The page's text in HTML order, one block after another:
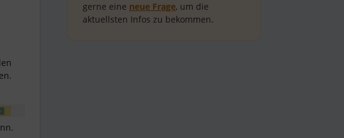
gerne eine neue Frage, um die
aktuellsten Infos zu bekommen.